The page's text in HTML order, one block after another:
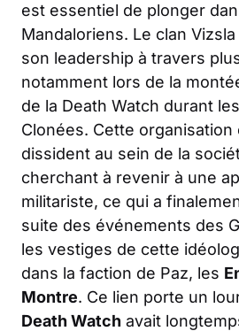
est essentiel de plonger
Mandaloriens. Le clan
son leadership à travers
notamment lors de la
de la Death Watch durant
Clonées. Cette
dissident au sein de la
cherchant à revenir à une
militariste, ce qui a
suite des événements des
les vestiges de cette
dans la faction de Paz, les
Montre. Ce lien porte un
Death Watch avait